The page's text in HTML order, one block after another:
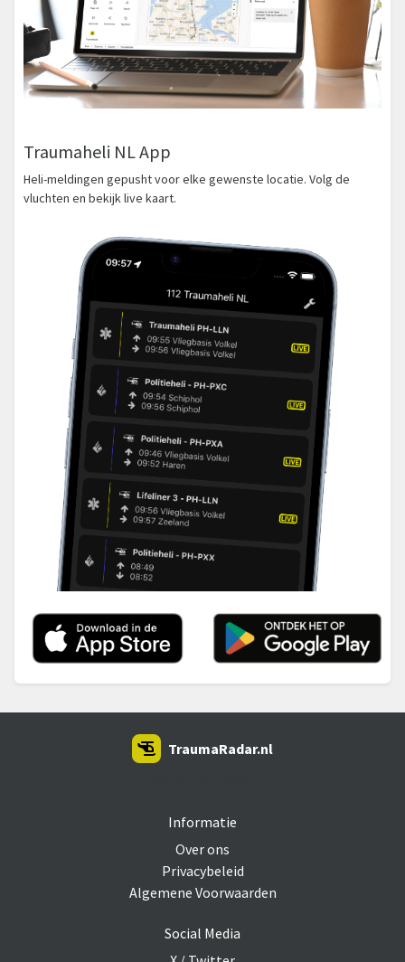
Traumaheli NL App
Heli-meldingen gepusht voor elke gewenste locatie. Volg de
vluchten en bekijk live kaart.
Informatie
Over ons
Privacybeleid
Algemene Voorwaarden
Social Media
TraumaRadar.nl